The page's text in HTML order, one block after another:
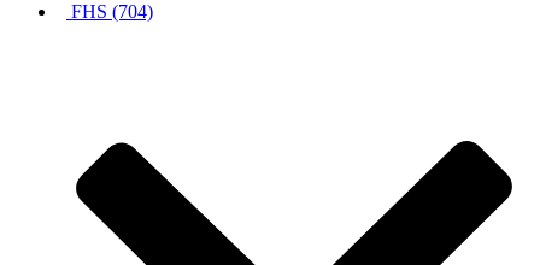
FHS (704)